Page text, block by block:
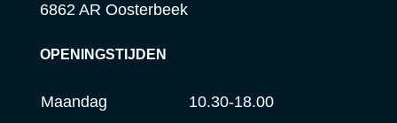
6862 AR Oosterbeek
OPENINGSTIJDEN
Maandag
10.30-18.00